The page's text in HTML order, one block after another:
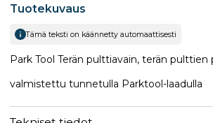
Tuotekuvaus
Tämä teksti on käännetty automaattisesti
Park Tool Terän pulttiavain, terän
valmistettu tunnetulla Parktool-laadulla